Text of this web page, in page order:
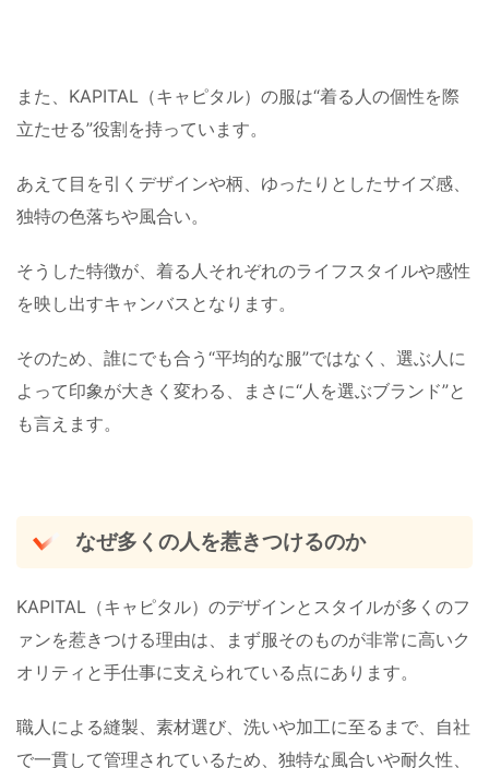
また、KAPITAL（キャピタル）の服は“着る人の個性を際
立たせる”役割を持っています。
あえて目を引くデザインや柄、ゆったりとしたサイズ感、
独特の色落ちや風合い。
そうした特徴が、着る人それぞれのライフスタイルや感性
を映し出すキャンバスとなります。
そのため、誰にでも合う“平均的な服”ではなく、選ぶ人に
よって印象が大きく変わる、まさに“人を選ぶブランド”と
も言えます。
なぜ多くの人を惹きつけるのか
KAPITAL（キャピタル）のデザインとスタイルが多くのフ
ァンを惹きつける理由は、まず服そのものが非常に高いク
オリティと手仕事に支えられている点にあります。
職人による縫製、素材選び、洗いや加工に至るまで、自社
で一貫して管理されているため、独特な風合いや耐久性、